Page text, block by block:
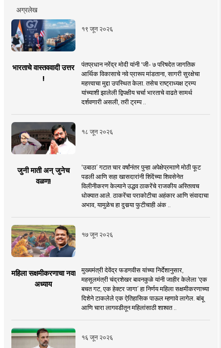
अग्रलेख
१९ जून २०२६
भारताचे वास्तववादी उत्तर
!
पंतप्रधान नरेंद्र मोदी यांनी 'जी- ७ परिषदेत जागतिक
आर्थिक विकासाचे नवे प्रारूप मांडताना, सागरी सुरक्षेचा
महत्त्वाचा मुद्दा उपस्थित केला. तसेच राष्ट्राध्यक्ष ट्रम्प
यांच्याशी झालेली द्विपक्षीय चर्चा भारताचे वाढते सामर्थ
दर्शवणारी असली, तरी ट्रम्प ..
१८ जून २०२६
जुनी माती अन् जुनेच
वळण!
‘उबाठा’ गटात चार वर्षांनंतर पुन्हा अपेक्षेप्रमााणे मोठी फूट
पडली आणि सहा खासदारांनी शिंदेंच्या शिवसेनेत
विलीनीकरण केल्याने उद्धव ठाकरेंचे राजकीय अस्तित्वच
धोक्यात आले. ठाकरेंचा पराकोटीचा अहंकार आणि संवादाचा
अभाव, यामुळेच हा दुसर्‍या फुटीचाही अंक ..
१७ जून २०२६
महिला सक्षमीकरणाचा नवा
अध्याय
मुख्यमंत्री देवेंद्र फडणवीस यांच्या निर्देशानुसार,
महसूलमंत्री चंद्रशेखर बावनकुळे यांनी जाहीर केलेला ‘एक
बचत गट, एक हेक्टर जागा’ हा निर्णय महिला सक्षमीकरणाच्या
दिशेने टाकलेले एक ऐतिहासिक पाऊल म्हणावे लागेल. बांबू
आणि चारा लागवडीतून महिलांसाठी शाश्वत ..
१६ जून २०२६